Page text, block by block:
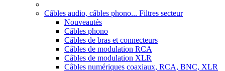
Câbles audio, câbles phono... Filtres secteur
Nouveautés
Câbles phono
Câbles de bras et connecteurs
Câbles de modulation RCA
Câbles de modulation XLR
Câbles numériques coaxiaux, RCA, BNC, XLR